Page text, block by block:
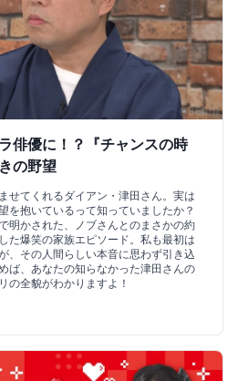
俳優に！？『チャンスの時
の野望
せてくれるダイアン・津田さん。実は
を抱いているって知っていましたか？
明かされた、ノブさんとのまさかの約
た爆笑の家族エピソード。私も最初は
、その人間らしい本音に思わず引き込
ば、あなたの知らなかった津田さんの
の全貌がわかりますよ！